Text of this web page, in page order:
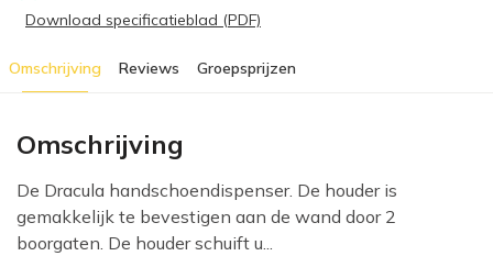
Download specificatieblad (PDF)
Omschrijving Reviews Groepsprijzen
Omschrijving
De Dracula handschoendispenser. De houder is
gemakkelijk te bevestigen aan de wand door 2
boorgaten. De houder schuift u...